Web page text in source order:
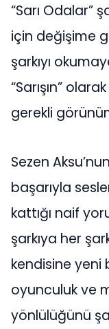
“Sarı Odalar”
için değişime
şarkıyı
“Sarışın”
gerekli
Sezen
başarıyla
kattığı naif
şarkıya her
kendisine
oyunculuk ve
yönlülüğünü